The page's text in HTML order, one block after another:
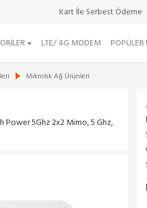
Kart İle Serbest Ödeme
LTE/ 4G MODEM
Mikrotik Ağ Ürünleri
Power 5Ghz 2x2 Mimo, 5 Ghz,